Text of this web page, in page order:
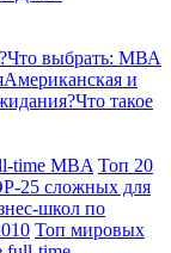
Что выбрать: МВА
Американская и
Что такое
time MBA Топ 20
25 сложных для
школ по
Топ мировых